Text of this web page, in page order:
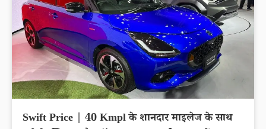
Swift Price | 40 Kmpl के शानदार माइलेज के साथ